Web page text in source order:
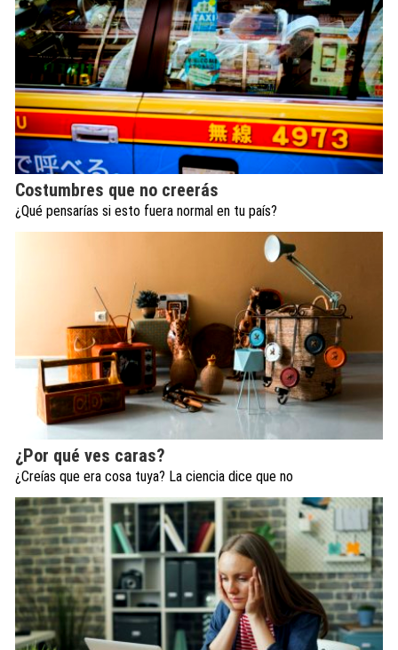
Costumbres que no creerás
¿Qué pensarías si esto fuera normal en tu país?
¿Por qué ves caras?
¿Creías que era cosa tuya? La ciencia dice que no